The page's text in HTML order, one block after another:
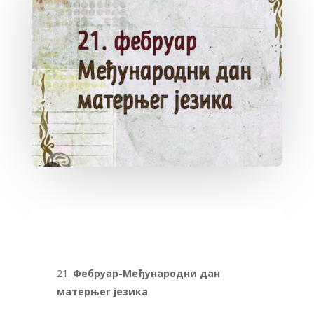
Фебруар-Међународни дан
матерњег језика